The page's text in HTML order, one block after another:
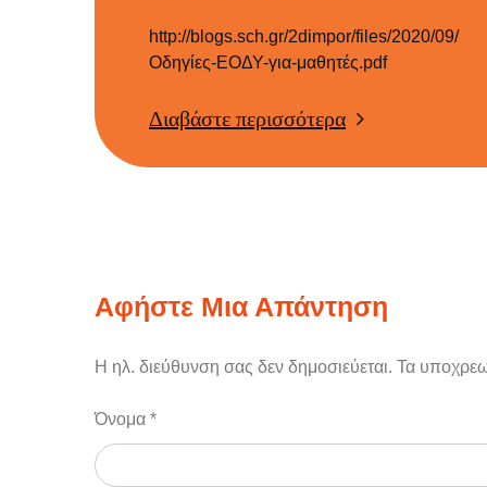
http://blogs.sch.gr/2dimpor/files/2020/09/
Οδηγίες-ΕΟΔΥ-για-μαθητές.pdf
Διαβάστε περισσότερα
Αφήστε Μια Απάντηση
Η ηλ. διεύθυνση σας δεν δημοσιεύεται. Τα
Όνομα *